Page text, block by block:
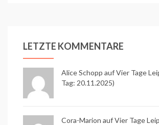
LETZTE KOMMENTARE
Alice Schopp aufVier Tage
Tag: 20.11.2025)
Cora-Marion aufVier Tage